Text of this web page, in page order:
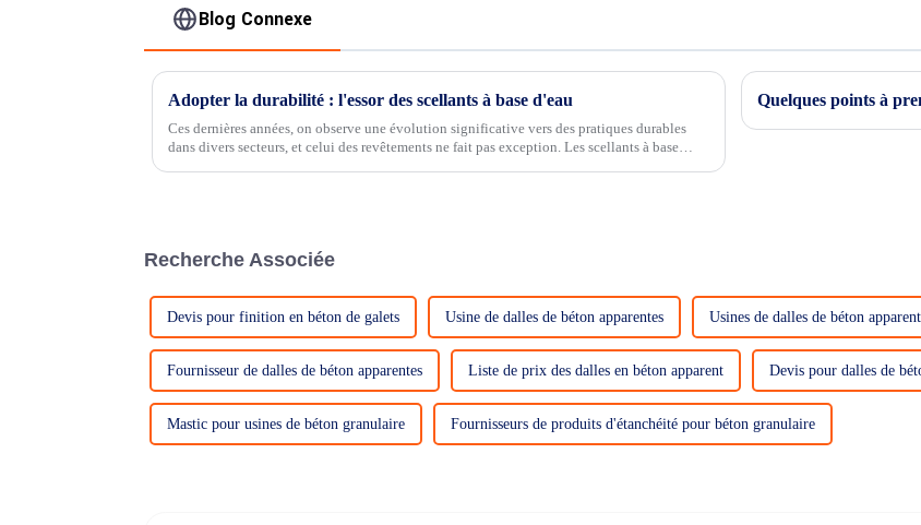
Blog Connexe
Adopter la durabilité : l'essor des scellants à base d'eau
Ces dernières années, on observe une évolution significative vers des pratiques durables
dans divers secteurs, et celui des revêtements ne fait pas exception. Les scellants à base
Quelques points à
Recherche Associée
Devis pour finition en béton de galets Usine de dalles de béton apparentes Usines de dalles de béton
Fournisseur de dalles de béton apparentes Liste de prix des dalles en béton apparent Devis pour dalles de
Mastic pour usines de béton granulaire Fournisseurs de produits d'étanchéité pour béton granulaire